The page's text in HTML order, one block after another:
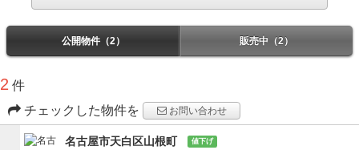
公開物件（2） 販売中（2）
2 件
チェックした物件を
お問い合わせ
名古屋市天白区山根町 値下げ